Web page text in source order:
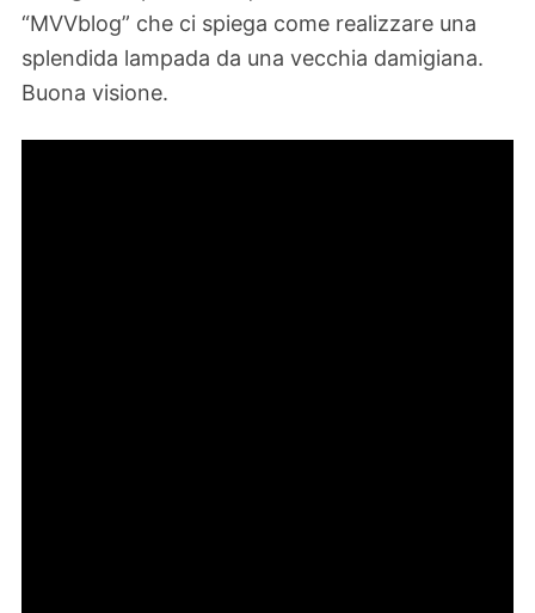
“MVVblog” che ci spiega come realizzare una
splendida lampada da una vecchia damigiana.
Buona visione.